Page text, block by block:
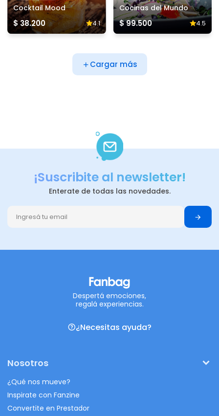
Cocktail Mood
$ 38.200 4.1
Cocinas del Mundo
$ 99.500 4.5
Cargar más
¡Suscribite al newsletter!
Enterate de todas las novedades.
Despertá emociones,
regalá experiencias.
¿Necesitas ayuda?
Nosotros
¿Qué nos mueve?
Inspirate con Fanzine
Convertite en Prestador